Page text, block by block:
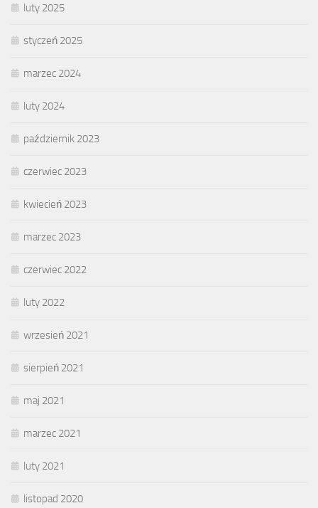
luty 2025
styczeń 2025
marzec 2024
luty 2024
październik 2023
czerwiec 2023
kwiecień 2023
marzec 2023
czerwiec 2022
luty 2022
wrzesień 2021
sierpień 2021
maj 2021
marzec 2021
luty 2021
listopad 2020